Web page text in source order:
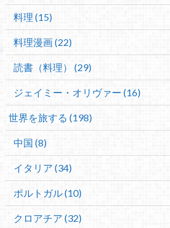
料理 (15)
料理漫画 (22)
読書（料理） (29)
ジェイミー・オリヴァー (16)
世界を旅する (198)
中国 (8)
イタリア (34)
ポルトガル (10)
クロアチア (32)